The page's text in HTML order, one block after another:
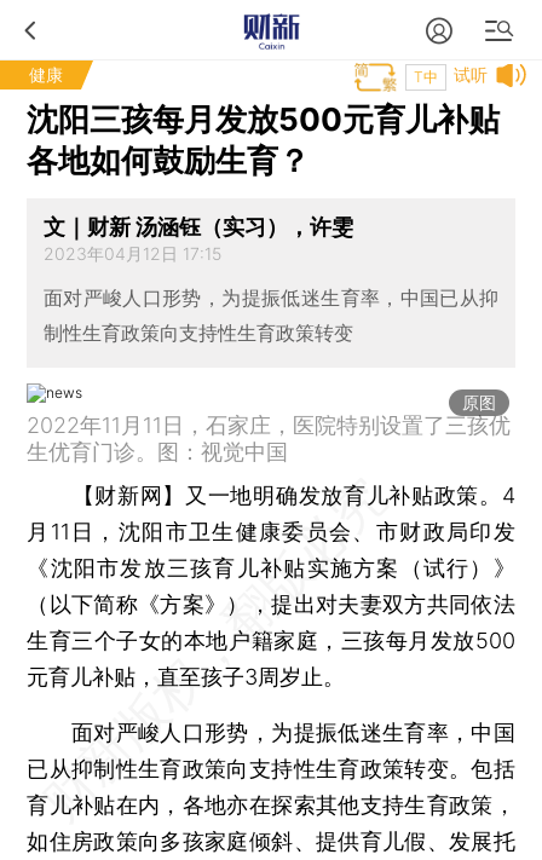
健康 试听
T中
沈阳三孩每月发放500元育儿补贴
各地如何鼓励生育？
文｜财新 汤涵钰（实习），许雯
2023年04月12日 17:15
面对严峻人口形势，为提振低迷生育率，中国已从抑
制性生育政策向支持性生育政策转变
原图
2022年11月11日，石家庄，医院特别设置了三孩优
生优育门诊。图：视觉中国
【财新网】 又一地明确发放育儿补贴政策。4
月11日，沈阳市卫生健康委员会、市财政局印发
《沈阳市发放三孩育儿补贴实施方案（试行）》
（以下简称《方案》），提出对夫妻双方共同依法
生育三个子女的本地户籍家庭，三孩每月发放500
元育儿补贴，直至孩子3周岁止。
面对严峻人口形势，为提振低迷生育率，中国
已从抑制性生育政策向支持性生育政策转变。包括
育儿补贴在内，各地亦在探索其他支持生育政策，
如住房政策向多孩家庭倾斜、提供育儿假、发展托